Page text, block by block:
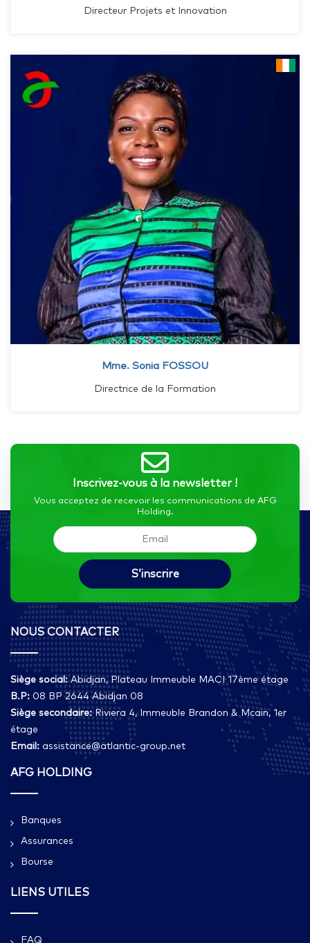
Directeur Projets et Innovation
Mme. Sonia FOSSOU
Directrice de la Formation
Inscrivez-vous à la newsletter !
Vous acceptez de recevoir les communications de AFG
Holding.
NOUS CONTACTER
Siège social:Abidjan, Plateau Immeuble MACI 17ème étage
B.P: 08 BP 2644 Abidjan 08
Siège secondaire:Riviera 4, Immeuble Brandon & Mcain, 1er
étage
Email: assistance@atlantic-group.net
AFG HOLDING
Banques
Assurances
Bourse
LIENS UTILES
FAQ